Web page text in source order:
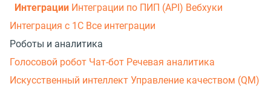
Интеграции Интеграции по ПИП (API) Вебхуки
Интеграция с 1С Все интеграции
Роботы и аналитика
Голосовой робот Чат-бот Речевая аналитика
Искусственный интеллект Управление качеством (QM)